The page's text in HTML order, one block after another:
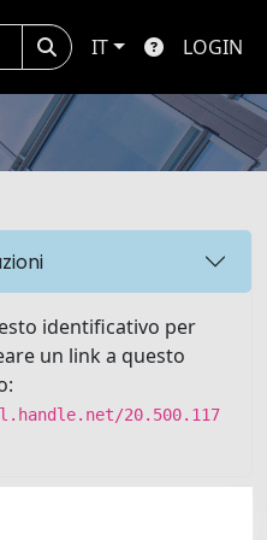
IT LOGIN
identificativo per
un link a questo
20.500.117